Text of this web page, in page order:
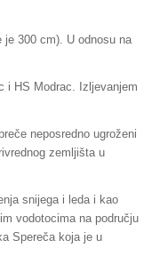
300 cm). U odnosu na
i HS Modrac. Izljevanjem
neposredno ugroženi
zemljišta u
snijega i leda i kao
vodotocima na području
Spereča koja je u